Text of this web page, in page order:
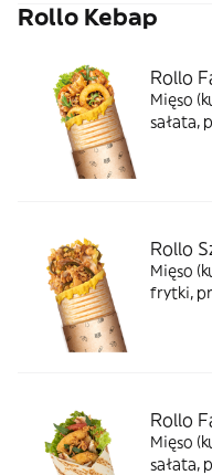
tzatziki),
Rollo Kebap
Rollo
Mięso
sałata,
Rollo
Mięso
frytki,
Rollo
Mięso
sałata,